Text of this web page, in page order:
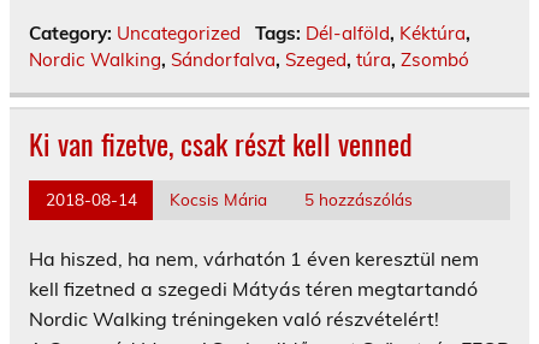
Category: Uncategorized Tags: Dél-alföld, Kéktúra,
Nordic Walking, Sándorfalva, Szeged, túra, Zsombó
Ki van fizetve, csak részt kell venned
2018-08-14 Kocsis Mária 5 hozzászólás
Ha hiszed, ha nem, várhatón 1 éven keresztül nem
kell fizetned a szegedi Mátyás téren megtartandó
Nordic Walking tréningeken való részvételért!